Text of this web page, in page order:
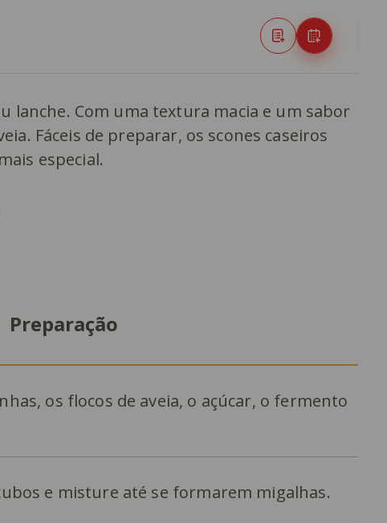
lanche. Com uma textura macia e um sabor
Fáceis de preparar, os scones caseiros
especial.
Preparação
os flocos de aveia, o açúcar, o fermento
e misture até se formarem migalhas.